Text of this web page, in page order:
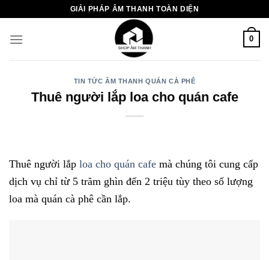
nội
GIẢI PHÁP ÂM THANH TOÀN DIỆN
0
TIN TỨC ÂM THANH QUÁN CÀ PHÊ
Thuê người lắp loa cho quán cafe
Thuê người lắp loa cho quán cafe mà chúng tôi cung cấp
dịch vụ chỉ từ 5 trăm ghìn đến 2 triệu tùy theo số lượng
loa mà quán cà phê cần lắp.